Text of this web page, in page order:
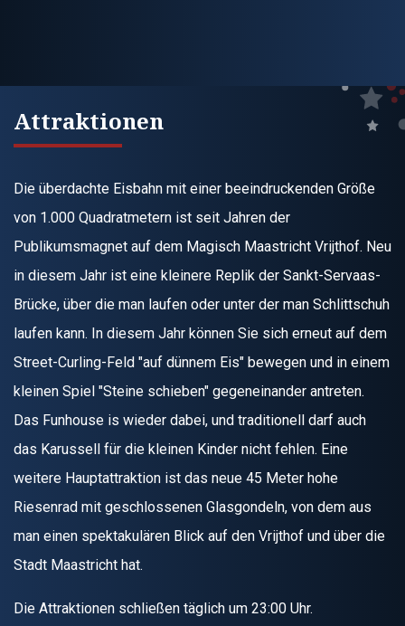
Attraktionen
Die überdachte Eisbahn mit einer beeindruckenden Größe
von 1.000 Quadratmetern ist seit Jahren der
Publikumsmagnet auf dem Magisch Maastricht Vrijthof. Neu
in diesem Jahr ist eine kleinere Replik der Sankt-Servaas-
Brücke, über die man laufen oder unter der man Schlittschuh
laufen kann. In diesem Jahr können Sie sich erneut auf dem
Street-Curling-Feld "auf dünnem Eis" bewegen und in einem
kleinen Spiel "Steine schieben" gegeneinander antreten.
Das Funhouse is wieder dabei, und traditionell darf auch
das Karussell für die kleinen Kinder nicht fehlen. Eine
weitere Hauptattraktion ist das neue 45 Meter hohe
Riesenrad mit geschlossenen Glasgondeln, von dem aus
man einen spektakulären Blick auf den Vrijthof und über die
Stadt Maastricht hat.
Die Attraktionen schließen täglich um 23:00 Uhr.